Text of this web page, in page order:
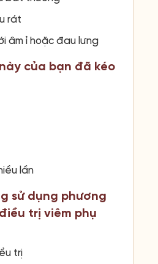
rát
âm ỉ hoặc đau lưng
của bạn đã kéo
lần
sử dụng phương
trị viêm phụ
trị